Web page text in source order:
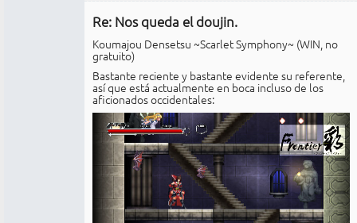
Re: Nos queda el doujin.
Koumajou Densetsu ~Scarlet Symphony~ (WIN, no
gratuito)
Bastante reciente y bastante evidente su referente,
así que está actualmente en boca incluso de los
aficionados occidentales: